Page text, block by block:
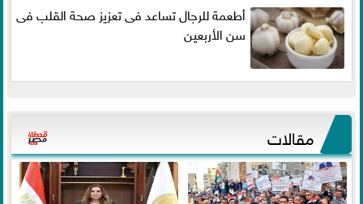
أطعمة للرجال تساعد فى تعزيز صحة القلب فى
سن الأربعين
مقالات